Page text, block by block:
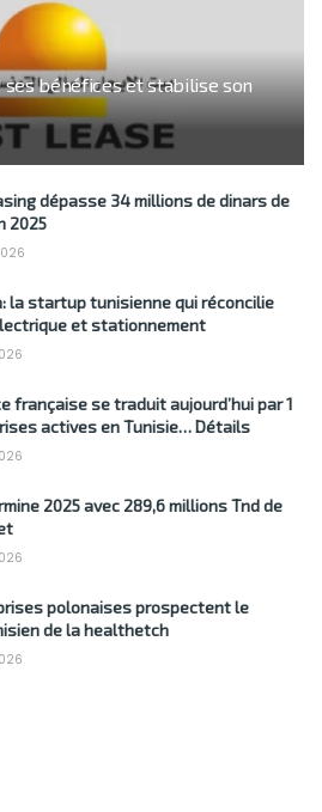
ses bénéfices et stabilise son
dépasse 34 millions de dinars de
2025
la startup tunisienne qui réconcilie
et stationnement
française se traduit aujourd’hui par 1
actives en Tunisie… Détails
2025 avec 289,6 millions Tnd de
polonaises prospectent le
de la healthetch